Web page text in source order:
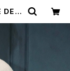
DESI
トソ